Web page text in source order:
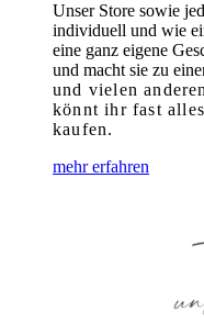
Unser Store sowie
individuell und wie
eine ganz eigene
und macht sie zu
und vielen
könnt ihr fast
kaufen.
mehr erfahren